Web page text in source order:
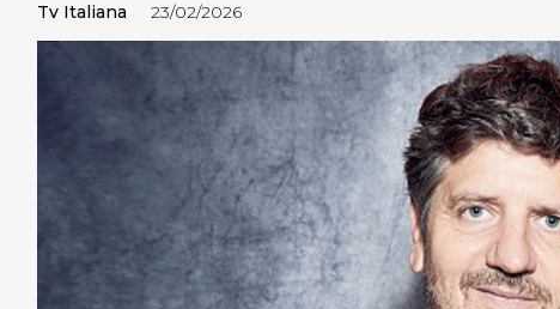
Tv Italiana 23/02/2026